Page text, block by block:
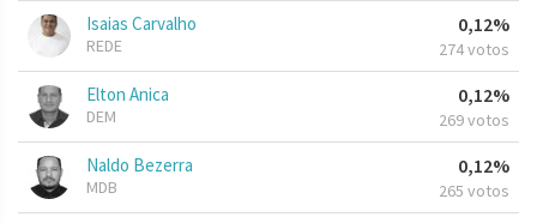
Isaias Carvalho
REDE
0,12%
274 votos
Elton Anica
DEM
0,12%
269 votos
Naldo Bezerra
MDB
0,12%
265 votos